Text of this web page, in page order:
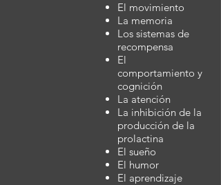
El movimiento
La memoria
Los sistemas de
recompensa
El
comportamiento y
cognición
La atención
La inhibición de la
producción de la
prolactina
El sueño
El humor
El aprendizaje